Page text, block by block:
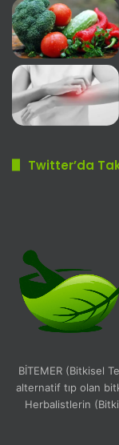
Twitter’da
BİTEMER (Bitkisel
alternatif tıp olan
Herbalistlerin (Bitki